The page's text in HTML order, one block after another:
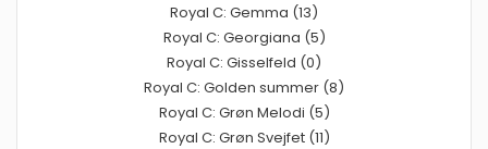
Royal C: Gemma (13)
Royal C: Georgiana (5)
Royal C: Gisselfeld (0)
Royal C: Golden summer (8)
Royal C: Grøn Melodi (5)
Royal C: Grøn Svejfet (11)